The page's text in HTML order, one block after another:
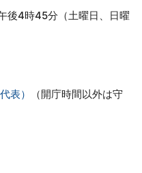
後4時45分（土曜日、日曜
代表）
（開庁時間以外は守